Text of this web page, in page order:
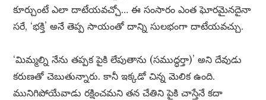
కూర్చుంటే ఎలా దాటేయవచ్చో… ఈ సంసారం ఎంత ఘోరమైనదైనా
సరే, ‘భక్తి’ అనే తెప్ప సాయంతో దాన్ని సులభంగా దాటేయవచ్చు.
‘మిమ్మల్ని నేను తప్పక పైకి లేపుతాను (సముద్ధర్తా)’ అని దేవుడు
కరుణతో చెబుతున్నారు. కానీ ఇక్కడో చిన్న మెలిక ఉంది.
మునిగిపోయేవాడు రక్షించమని తన చేతిని పైకి చాస్తేనే కదా